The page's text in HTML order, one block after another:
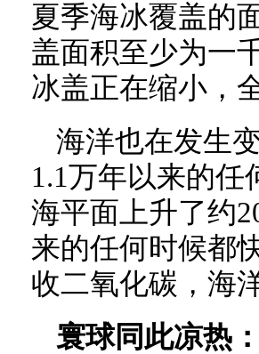
夏季海冰覆盖的
盖面积至少为一
冰盖正在缩小，
海洋也在发生
1.1万年以来的任
海平面上升了约
来的任何时候都
收二氧化碳，海
寰球同此凉热：